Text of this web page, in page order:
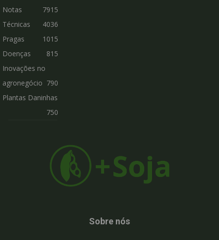
7915
Notas
Técnicas
4036
Pragas
1015
Doenças
815
Inovações no
agronegócio 790
Plantas Daninhas
750
Sobre nós